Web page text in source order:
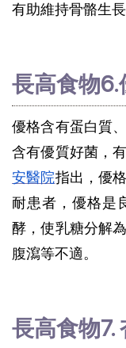
有助維持骨骼生長
長高食物6.
優格含有蛋白質
含有優質好菌，
安醫院指出，優
耐患者，優格是
酵，使乳糖分解
腹瀉等不適。
長高食物7.